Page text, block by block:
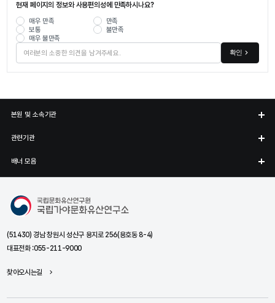
현재 페이지의 정보와 사용편의성에 만족하시나요?
매우 만족
만족
보통
불만족
매우 불만족
확인
본원 및 소속기관
관련기관
배너 모음
국립가야문화유산연구소
(51430) 경남 창원시 성산구 용지로 256(용호동 8-4)
대표전화 :055-211-9000
찾아오시는길